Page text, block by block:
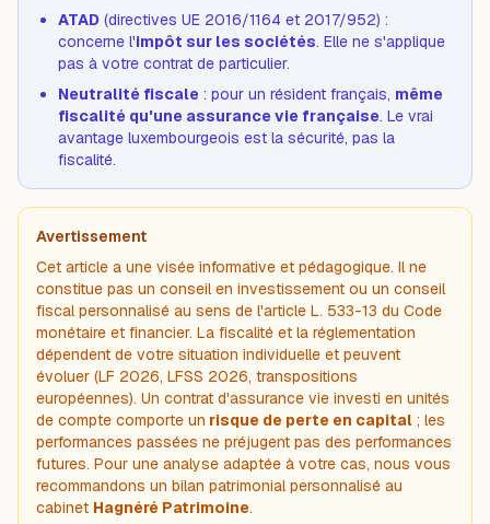
ATAD (directives UE 2016/1164 et 2017/952) :
concerne l'impôt sur les sociétés. Elle ne s'applique
pas à votre contrat de particulier.
Neutralité fiscale : pour un résident français, même
fiscalité qu'une assurance vie française. Le vrai
avantage luxembourgeois est la sécurité, pas la
fiscalité.
Avertissement
Cet article a une visée informative et pédagogique. Il ne
constitue pas un conseil en investissement ou un conseil
fiscal personnalisé au sens de l'article L. 533-13 du Code
monétaire et financier. La fiscalité et la réglementation
dépendent de votre situation individuelle et peuvent
évoluer (LF 2026, LFSS 2026, transpositions
européennes). Un contrat d'assurance vie investi en unités
de compte comporte un risque de perte en capital ; les
performances passées ne préjugent pas des performances
futures. Pour une analyse adaptée à votre cas, nous vous
recommandons un bilan patrimonial personnalisé au
cabinet Hagnéré Patrimoine.